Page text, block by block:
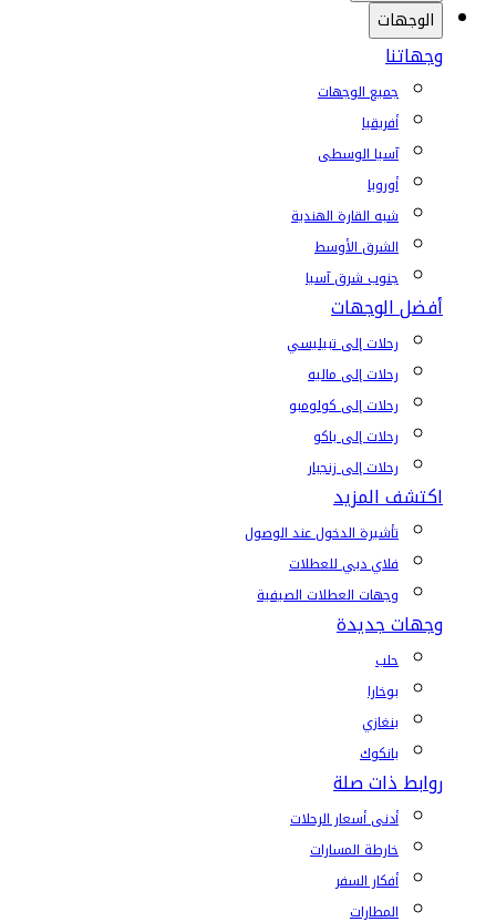
الوجهات
وجهاتنا
جميع الوجهات
أفريقيا
آسيا الوسطى
أوروبا
شبه القارة الهندية
الشرق الأوسط
جنوب شرق آسيا
أفضل الوجهات
رحلات إلى تبيليسي
رحلات إلى ماليه
رحلات إلى كولومبو
رحلات إلى باكو
رحلات إلى زنجبار
اكتشف المزيد
تأشيرة الدخول عند الوصول
فلاي دبي للعطلات
وجهات العطلات الصيفية
وجهات جديدة
حلب
بوخارا
بنغازي
بانكوك
روابط ذات صلة
أدنى أسعار الرحلات
خارطة المسارات
أفكار السفر
المطارات